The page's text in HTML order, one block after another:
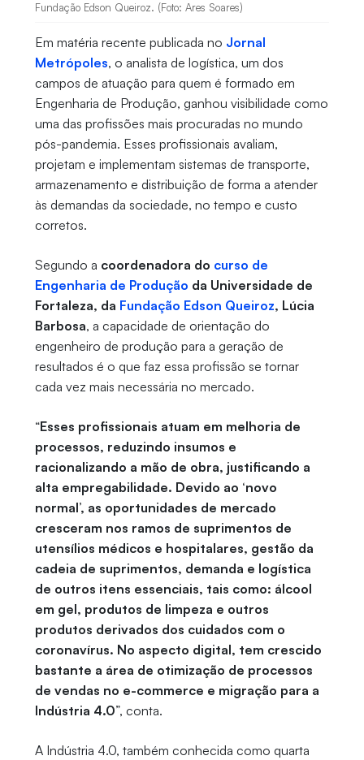
Fundação Edson Queiroz. (Foto: Ares Soares)
Em matéria recente publicada no Jornal
Metrópoles, o analista de logística, um dos
campos de atuação para quem é formado em
Engenharia de Produção, ganhou visibilidade como
uma das profissões mais procuradas no mundo
pós-pandemia. Esses profissionais avaliam,
projetam e implementam sistemas de transporte,
armazenamento e distribuição de forma a atender
às demandas da sociedade, no tempo e custo
corretos.
Segundo a coordenadora do curso de
Engenharia de Produção da Universidade de
Fortaleza, da Fundação Edson Queiroz, Lúcia
Barbosa, a capacidade de orientação do
engenheiro de produção para a geração de
resultados é o que faz essa profissão se tornar
cada vez mais necessária no mercado.
“Esses profissionais atuam em melhoria de
processos, reduzindo insumos e
racionalizando a mão de obra, justificando a
alta empregabilidade. Devido ao ‘novo
normal’, as oportunidades de mercado
cresceram nos ramos de suprimentos de
utensílios médicos e hospitalares, gestão da
cadeia de suprimentos, demanda e logística
de outros itens essenciais, tais como: álcool
em gel, produtos de limpeza e outros
produtos derivados dos cuidados com o
coronavírus. No aspecto digital, tem crescido
bastante a área de otimização de processos
de vendas no e-commerce e migração para a
Indústria 4.0”, conta.
A Indústria 4.0, também conhecida como quarta